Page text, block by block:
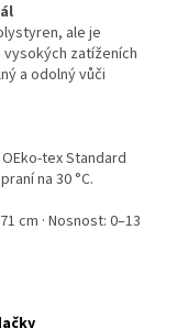
ale je
zatíženích
a odolný vůči
tex Standard
na 30 °C.
cm · Nosnost: 0–13